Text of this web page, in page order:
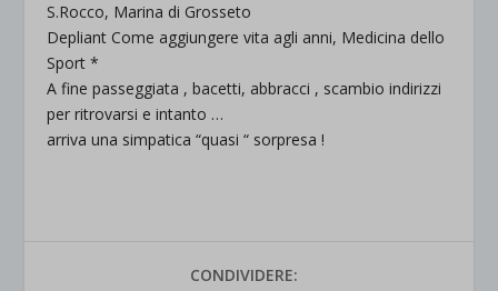
S.Rocco, Marina di Grosseto
Depliant Come aggiungere vita agli anni, Medicina dello
Sport *
A fine passeggiata , bacetti, abbracci , scambio indirizzi
per ritrovarsi e intanto …
arriva una simpatica “quasi “ sorpresa !
CONDIVIDERE: